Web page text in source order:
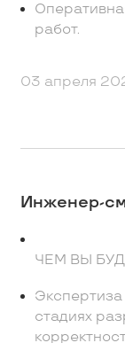
работ.
03 апреля
Инженер-
ЧЕМ ВЫ
Экспертиза
стадиях